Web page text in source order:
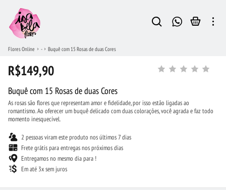
Flores Online - Buquê com 15 Rosas de duas Cores
R$149,90
Buquê com 15 Rosas de duas Cores
As rosas são flores que representam amor e fidelidade, por isso estão ligadas ao
romantismo. Ao oferecer um buquê delicado com duas colorações, você agrada e faz todo
momento inesquecível.
2 pessoas viram este produto nos últimos 7 dias
Frete grátis para entregas nos próximos dias
Entregamos no mesmo dia para !
Em até 3x sem juros